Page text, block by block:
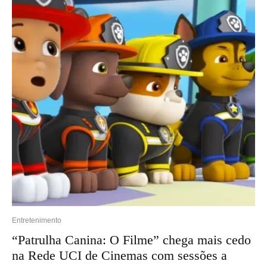
Entretenimento
“Patrulha Canina: O Filme” chega mais cedo
na Rede UCI de Cinemas com sessões a